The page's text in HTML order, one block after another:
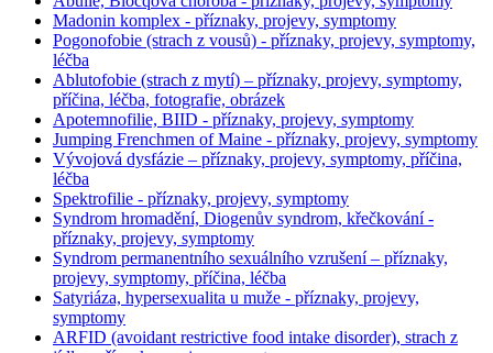
Madonin komplex - příznaky, projevy, symptomy
Pogonofobie (strach z vousů) - příznaky, projevy, symptomy,
léčba
Ablutofobie (strach z mytí) – příznaky, projevy, symptomy,
příčina, léčba, fotografie, obrázek
Apotemnofilie, BIID - příznaky, projevy, symptomy
Jumping Frenchmen of Maine - příznaky, projevy, symptomy
Vývojová dysfázie – příznaky, projevy, symptomy, příčina,
léčba
Spektrofilie - příznaky, projevy, symptomy
Syndrom hromadění, Diogenův syndrom, křečkování -
příznaky, projevy, symptomy
Syndrom permanentního sexuálního vzrušení – příznaky,
projevy, symptomy, příčina, léčba
Satyriáza, hypersexualita u muže - příznaky, projevy,
symptomy
ARFID (avoidant restrictive food intake disorder), strach z